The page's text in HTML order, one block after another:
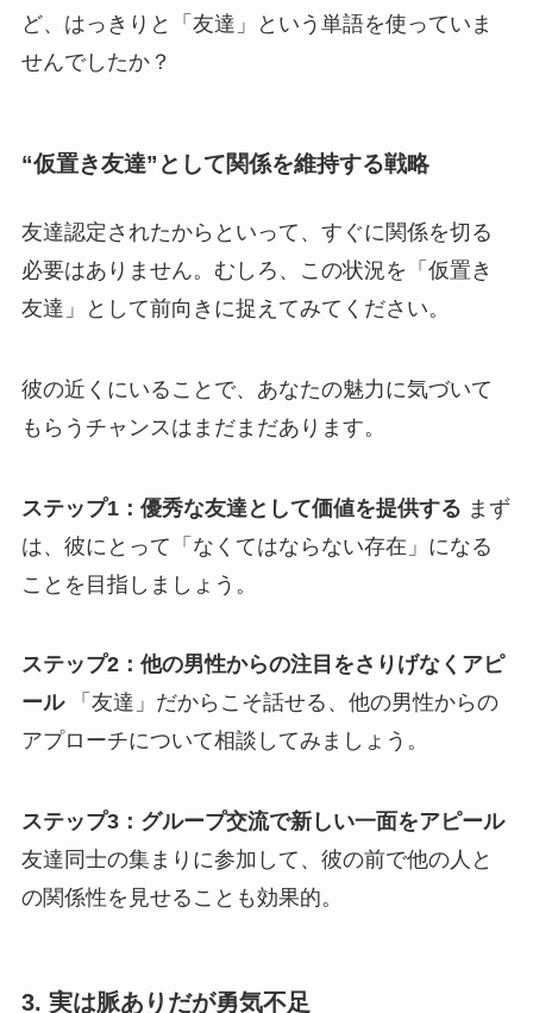
ど、はっきりと「友達」という単語を使っていま
せんでしたか？
“仮置き友達”として関係を維持する戦略
友達認定されたからといって、すぐに関係を切る
必要はありません。むしろ、この状況を「仮置き
友達」として前向きに捉えてみてください。
彼の近くにいることで、あなたの魅力に気づいて
もらうチャンスはまだまだあります。
ステップ1：優秀な友達として価値を提供する まず
は、彼にとって「なくてはならない存在」になる
ことを目指しましょう。
ステップ2：他の男性からの注目をさりげなくアピ
ール「友達」だからこそ話せる、他の男性からの
アプローチについて相談してみましょう。
ステップ3：グループ交流で新しい一面をアピール
友達同士の集まりに参加して、彼の前で他の人と
の関係性を見せることも効果的。
3. 実は脈ありだが勇気不足